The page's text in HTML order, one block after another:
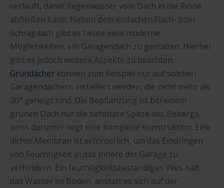
verläuft, damit Regenwasser vom Dach in die Rinne
abfließen kann. Neben dem einfachen Flach- oder
Schrägdach gibt es heute viele moderne
Möglichkeiten, ein Garagendach zu gestalten. Hierbei
gibt es jedoch weitere Aspekte zu beachten.
Gründächer können zum Beispiel nur auf solchen
Garagendächern installiert werden, die nicht mehr als
30° geneigt sind. Die Bepflanzung ist bei einem
grünen Dach nur die sichtbare Spitze des Eisbergs,
denn darunter liegt eine komplexe Konstruktion. Eine
dichte Membran ist erforderlich, um das Eindringen
von Feuchtigkeit in das Innere der Garage zu
verhindern. Ein feuchtigkeitsbeständiges Vlies hält
das Wasser im Boden, anstatt es sich auf der